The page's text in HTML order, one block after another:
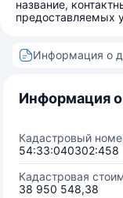
название,
предоставляемых
Информация о
Информация
Кадастровый
54:33:040302:458
Кадастровая
38 950 548,38